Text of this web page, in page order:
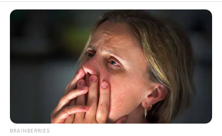
καλλιτέχνιδα…
BRAINBERRIES